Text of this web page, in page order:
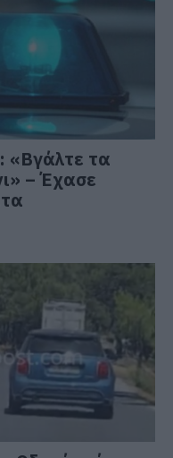
«Βγάλτε τα
– Έχασε